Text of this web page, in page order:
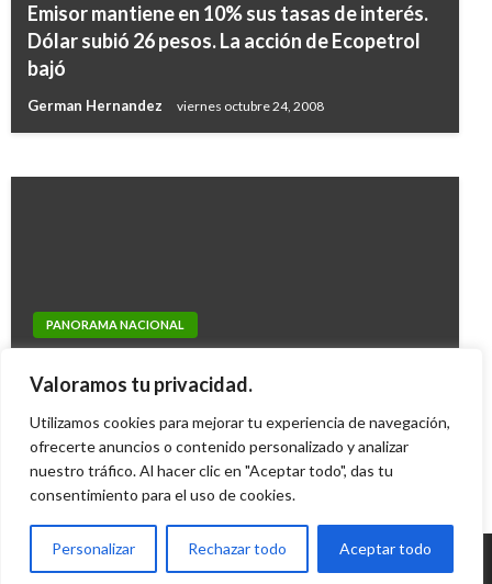
Valoramos tu privacidad.
Utilizamos cookies para mejorar tu experiencia de navegación,
ofrecerte anuncios o contenido personalizado y analizar
nuestro tráfico. Al hacer clic en "Aceptar todo", das tu
consentimiento para el uso de cookies.
Personalizar Rechazar todo Aceptar todo
Emisor mantiene en 10% sus tasas de interés.
Dólar subió 26 pesos. La acción de Ecopetrol
bajó
German Hernandez viernes octubre 24, 2008
Congreso de la República refrendará e
implementará nuevo Acuerdo de Paz firmado
PANORAMA NACIONAL
sacará la plata para reformar la salud
Iván Briceño lunes agosto 26, 2013
NOTICIA EXTRAORDINARIA
Pese al escándalo que no termina, Odebrecht
se niega a desaparecer; cambiará de cara y de
Ariel Cabrera lunes julio 31, 2017
© Radio Santa Fe 1070 am